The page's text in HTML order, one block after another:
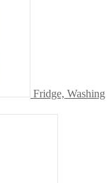
Fridge, Washing